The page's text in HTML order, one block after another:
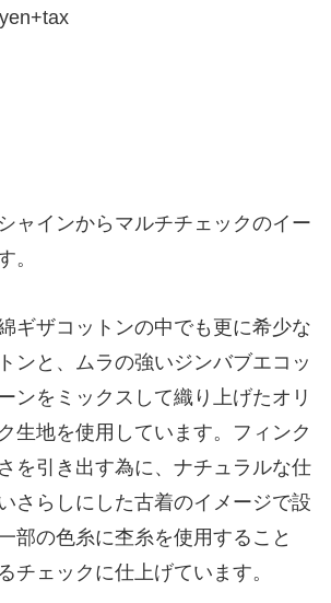
ャインからマルチチェックのイー
。
ギザコットンの中でも更に希少な
ンと、ムラの強いジンバブエコッ
ンをミックスして織り上げたオリ
生地を使用しています。フィンク
を引き出す為に、ナチュラルな仕
さらしにした古着のイメージで設
部の色糸に杢糸を使用すること
チェックに仕上げています。